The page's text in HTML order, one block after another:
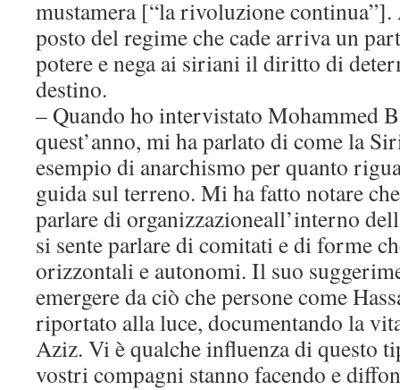
mustamera [“la rivoluzione
posto del regime che cade arriva un
potere e nega ai siriani il diritto di
destino.
– Quando ho intervistato Mohammed
quest’anno, mi ha parlato di come la
esempio di anarchismo per quanto
guida sul terreno. Mi ha fatto notare
parlare di organizzazioneall’interno
si sente parlare di comitati e di forme
orizzontali e autonomi. Il suo
emergere da ciò che persone come
riportato alla luce, documentando la
Aziz. Vi è qualche influenza di questo
vostri compagni stanno facendo e